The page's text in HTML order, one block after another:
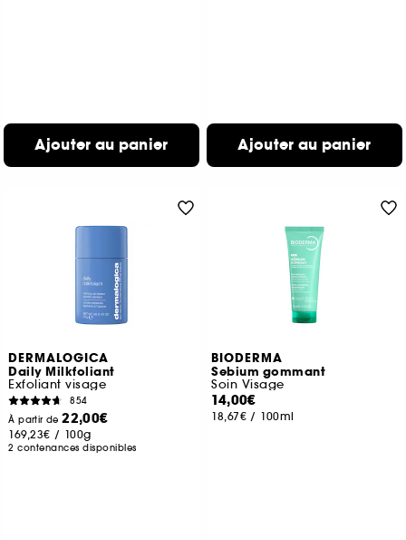
Ajouter au panier Ajouter au panier
DERMALOGICA
Daily Milkfoliant
Exfoliant visage
854
À partir de22,00€
169,23€ / 100g
2 contenances disponibles
BIODERMA
Sebium gommant
Soin Visage
14,00€
18,67€ / 100ml